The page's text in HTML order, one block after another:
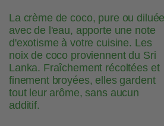
La crème de coco, pure ou diluée
avec de l'eau, apporte une note
d'exotisme à votre cuisine. Les
noix de coco proviennent du Sri
Lanka. Fraîchement récoltées et
finement broyées, elles gardent
tout leur arôme, sans aucun
additif.